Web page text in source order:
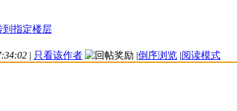
| 只看该作者 |倒序浏览 |阅读模式